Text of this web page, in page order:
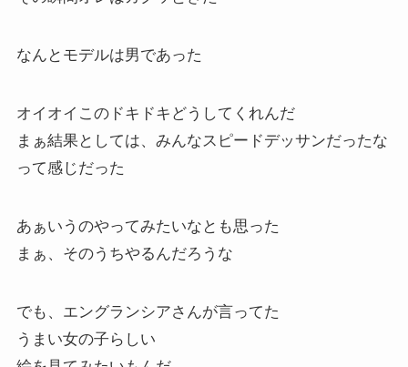
なんとモデルは男であった
オイオイこのドキドキどうしてくれんだ
まぁ結果としては、みんなスピードデッサンだったな
って感じだった
あぁいうのやってみたいなとも思った
まぁ、そのうちやるんだろうな
でも、エングランシアさんが言ってた
うまい女の子らしい